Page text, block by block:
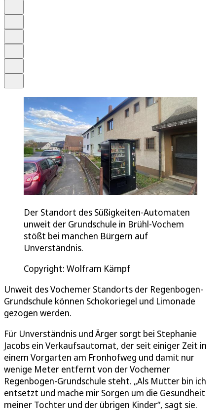
Der Standort des Süßigkeiten-Automaten
unweit der Grundschule in Brühl-Vochem
stößt bei manchen Bürgern auf
Unverständnis.
Copyright: Wolfram Kämpf
Unweit des Vochemer Standorts der Regenbogen-
Grundschule können Schokoriegel und Limonade
gezogen werden.
Für Unverständnis und Ärger sorgt bei Stephanie
Jacobs ein Verkaufsautomat, der seit einiger Zeit in
einem Vorgarten am Fronhofweg und damit nur
wenige Meter entfernt von der Vochemer
Regenbogen-Grundschule steht. „Als Mutter bin ich
entsetzt und mache mir Sorgen um die Gesundheit
meiner Tochter und der übrigen Kinder“, sagt sie.